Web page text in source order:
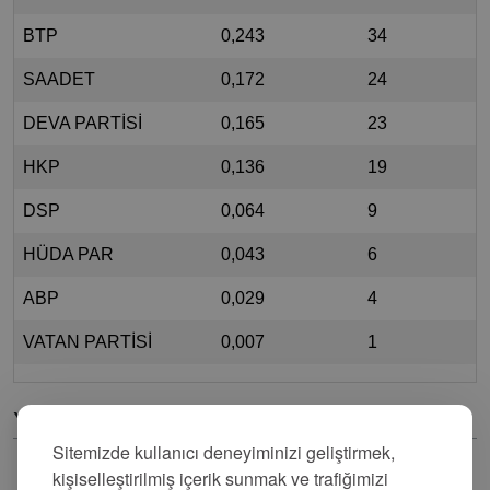
Sitemizde kullanıcı deneyiminizi geliştirmek,
kişiselleştirilmiş içerik sunmak ve trafiğimizi
BTP 0,243 34
SAADET 0,172 24
DEVA PARTİSİ 0,165 23
HKP 0,136 19
DSP 0,064 9
HÜDA PAR 0,043 6
ABP 0,029 4
VATAN PARTİSİ 0,007 1
Yorumlar